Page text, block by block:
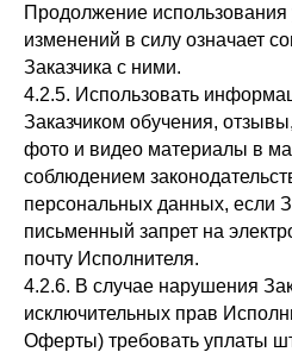
Продолжение использования
изменений в силу означает
Заказчика с ними.
4.2.5. Использовать
Заказчиком обучения, отзывы,
фото и видео материалы в
соблюдением
персональных данных, если
письменный запрет на
почту Исполнителя.
4.2.6. В случае нарушения
исключительных прав
Оферты) требовать уплаты